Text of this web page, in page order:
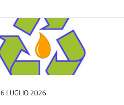
6 LUGLIO 2026